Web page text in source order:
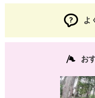
よ
お